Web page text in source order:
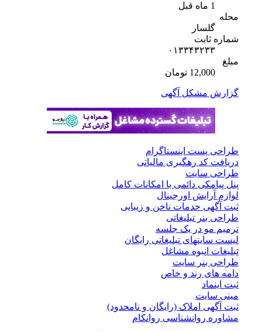
گلسار
شماره ثابت
۰۱۳۳۴۳۲۳۳
12,000 تومان
گزارش مشکل آگهی
طراحی پست اینستاگرام
دریافت کد رهگیری مالیاتی
طراحی سایت
پنل پیامکی دائمی با امکانات کامل
لوازم آرایش اورجینال
ثبت آگهی خدمات ناخن و زیبایی
طراحی بنر تبلیغاتی
ترمیم مو در یک جلسه
لیست سایتهای تبلیغاتی رایگان
تبلیغات انبوه مشاغل
طراحی بنر سایت
دامه های رند و خاص
ثبت اینماد
مینی سایت
ثبت آگهی املاک (رایگان و نامحدود)
مشاوره روانشناسی روانکام